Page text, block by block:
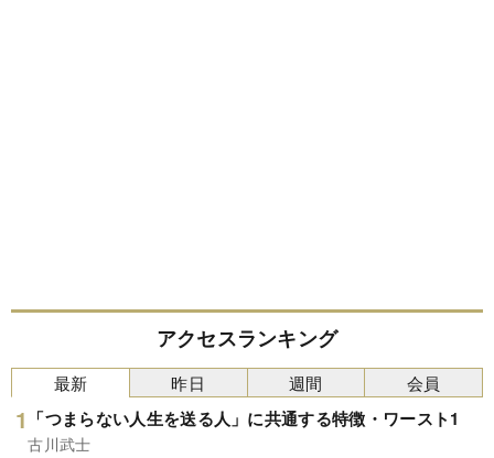
アクセスランキング
最新
「つまらない人生を送る人」に共通する特徴・ワースト1
古川武士
昨日 週間 会員